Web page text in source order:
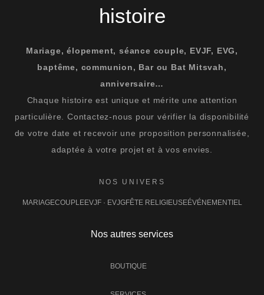
histoire
Mariage, élopement, séance couple, EVJF, EVG,
baptême, communion, Bar ou Bat Mitsvah,
anniversaire…
Chaque histoire est unique et mérite une attention
particulière. Contactez-nous pour vérifier la disponibilité
de votre date et recevoir une proposition personnalisée,
adaptée à votre projet et à vos envies.
NOS UNIVERS
MARIAGECOUPLEEVJF · EVJGFÊTE RELIGIEUSEÉVÉNEMENTIEL
Nos autres services
BOUTIQUE